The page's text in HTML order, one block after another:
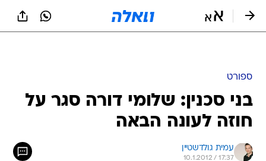
ספורט
בני סכנין: שלומי דורה סגר על
חוזה לעונה הבאה
עמית גולדשטיין
10.1.2012 / 17:37